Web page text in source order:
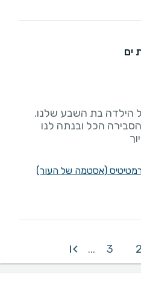
ים
הכל ובנתה לנו
(אסטמה של העור)
2
3
...